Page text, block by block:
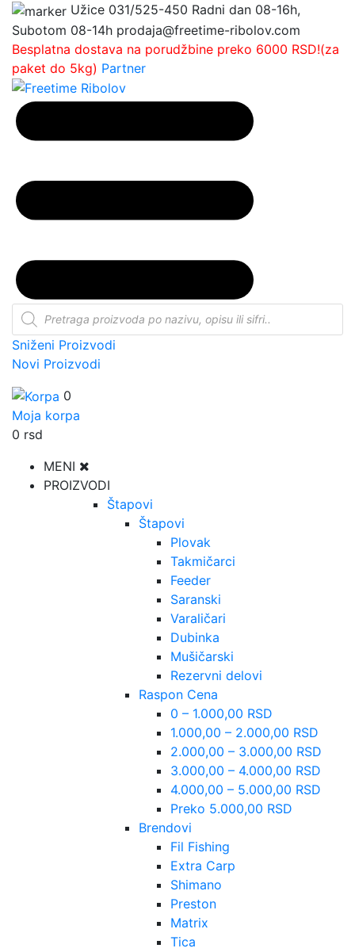
Užice 031/525-450 Radni dan 08-16h,
Subotom 08-14h prodaja@freetime-ribolov.com
Besplatna dostava na porudžbine preko 6000 RSD!(za
paket do 5kg) Partner
Products
search
Sniženi Proizvodi
Novi Proizvodi
0
Moja korpa
0 rsd
MENI
PROIZVODI
Štapovi
Štapovi
Plovak
Takmičarci
Feeder
Saranski
Varaličari
Dubinka
Mušičarski
Rezervni delovi
Raspon Cena
0 – 1.000,00 RSD
1.000,00 – 2.000,00 RSD
2.000,00 – 3.000,00 RSD
3.000,00 – 4.000,00 RSD
4.000,00 – 5.000,00 RSD
Preko 5.000,00 RSD
Brendovi
Fil Fishing
Extra Carp
Shimano
Preston
Matrix
Tica